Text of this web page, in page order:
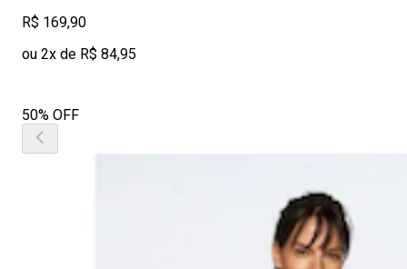
R$ 169,90
ou 2x de R$ 84,95
50% OFF